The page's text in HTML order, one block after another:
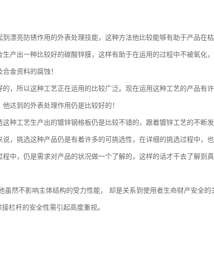
漂亮防锈作用的外表处理技能，这种方法他比较能够有助于产品在
产出一种比较好的碳酸锌膜，这样有助于在运用的过程中不被氧化
金资料的腐蚀！
，所以这种工艺正在运用的比较广泛。现在运用这种工艺的产品有
达到的外表处理作用仍是比较好的！
种工艺生产出的镀锌钢格板仍是比较不错的，跟着镀锌工艺的不断
，挑选这种产品仍是有着许多的可挑选性，在详细的挑选过程中，
中，仍是需求对产品的状况做一个了解的，这样的话才干去了解到
虽然不影响主体结构的受力性能， 却是关系到使用者生命财产安全的
栏杆的安全性需引起高度重视。